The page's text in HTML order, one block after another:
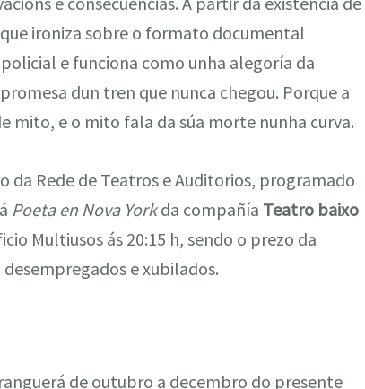
ironiza sobre o formato documental
e funciona como unha alegoría da
dun tren que nunca chegou. Porque a
mito, e o mito fala da súa morte nunha curva.
Rede de Teatros e Auditorios, programado
Poeta en Nova Yorkda compañía Teatro baixo
Multiusos ás 20:15 h, sendo o prezo da
e xubilados.
de outubro a decembro do presente